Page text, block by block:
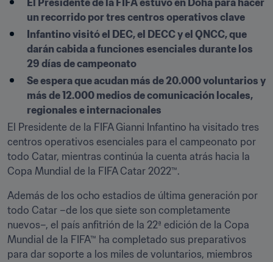
El Presidente de la FIFA estuvo en Doha para hacer
un recorrido por tres centros operativos clave
Infantino visitó el DEC, el DECC y el QNCC, que
darán cabida a funciones esenciales durante los
29 días de campeonato
Se espera que acudan más de 20.000 voluntarios y
más de 12.000 medios de comunicación locales,
regionales e internacionales
El Presidente de la FIFA Gianni Infantino ha visitado tres
centros operativos esenciales para el campeonato por
todo Catar, mientras continúa la cuenta atrás hacia la
Copa Mundial de la FIFA Catar 2022™.
Además de los ocho estadios de última generación por
todo Catar –de los que siete son completamente
nuevos–, el país anfitrión de la 22ª edición de la Copa
Mundial de la FIFA™ ha completado sus preparativos
para dar soporte a los miles de voluntarios, miembros